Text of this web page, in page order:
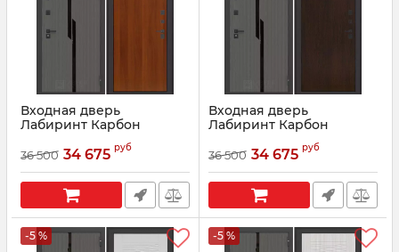
Входная дверь
Лабиринт Карбон
Итальянский орех
Артикул: 07015
36 500 34 675 руб
Входная дверь
Лабиринт Карбон
(CARBON) 05 - Венге
Артикул: 07016
36 500 34 675 руб
-5 % -5 %